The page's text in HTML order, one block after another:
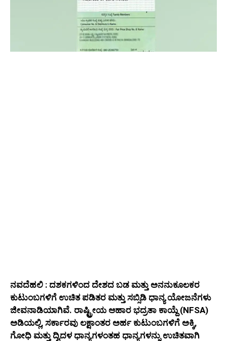
ನವದೆಹಲಿ : ದಶಕಗಳಿಂದ ದೇಶದ ಬಡ ಮತ್ತು ಅನನುಕೂಲಕರ
ಕುಟುಂಬಗಳಿಗೆ ಉಚಿತ ಪಡಿತರ ಮತ್ತು ಸಬ್ಸಿಡಿ ಧಾನ್ಯ ಯೋಜನೆಗಳು
ಜೀವನಾಡಿಯಾಗಿವೆ. ರಾಷ್ಟ್ರೀಯ ಆಹಾರ ಭದ್ರತಾ ಕಾಯ್ದೆ (NFSA)
ಅಡಿಯಲ್ಲಿ, ಸರ್ಕಾರವು ಲಕ್ಷಾಂತರ ಅರ್ಹ ಕುಟುಂಬಗಳಿಗೆ ಅಕ್ಕಿ,
ಗೋಧಿ ಮತ್ತು ದ್ವಿದಳ ಧಾನ್ಯಗಳಂತಹ ಧಾನ್ಯಗಳನ್ನು ಉಚಿತವಾಗಿ